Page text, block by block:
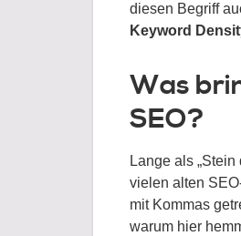
diesen Begriff
Keyword
Was
SEO?
Lange als
vielen alten
mit Kommas
warum hier